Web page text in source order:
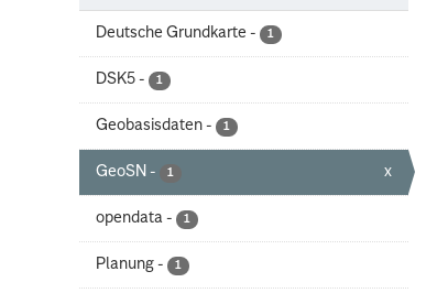
Deutsche Grundkarte - 1
DSK5 - 1
Geobasisdaten - 1
GeoSN - 1 x
opendata - 1
Planung - 1